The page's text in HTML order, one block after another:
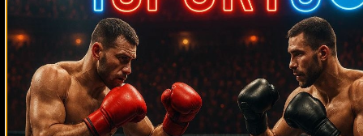
Пимблетт
Medik on Смотреть UFC 322 Делла Маддалена –
Махачев
Случайные боксеры